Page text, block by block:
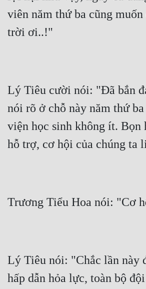
viên năm thứ ba cũng
trời ơi..!"
Lý Tiêu cười nói: "Đã bắn
nói rõ ở chỗ này năm thứ
viện học sinh không ít. Bọn
hỗ trợ, cơ hội của chúng ta
Trương Tiểu Hoa nói: "Cơ
Lý Tiêu nói: "Chắc lần này
hấp dẫn hỏa lực, toàn bộ